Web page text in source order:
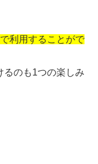
利用することがで
るのも1つの楽しみ